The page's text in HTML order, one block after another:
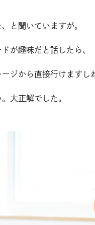
と聞いていますが。
が趣味だと話したら
ジから直接行けますし
大正解でした。